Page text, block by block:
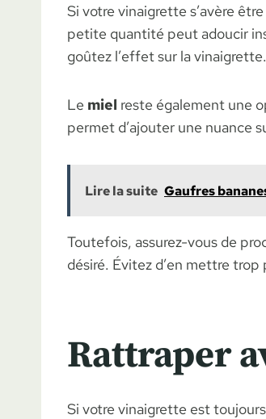
Si votre vinaigrette s’avère
petite quantité peut adoucir
goûtez l’effet sur la vinaigrette.
Le miel reste également une
permet d’ajouter une nuance
Lire la suite Gaufres
Toutefois, assurez-vous de
désiré. Évitez d’en mettre
Rattraper
Si votre vinaigrette est